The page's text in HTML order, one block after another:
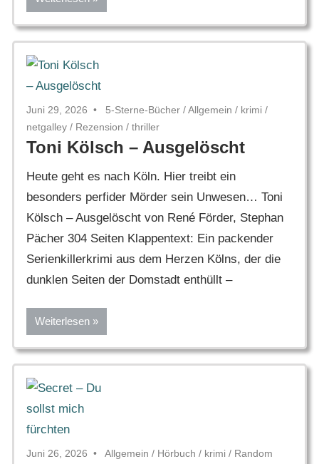
Juni 29, 2026 5-Sterne-Bücher /Allgemein / krimi /
netgalley / Rezension / thriller
Toni Kölsch – Ausgelöscht
Heute geht es nach Köln. Hier treibt ein
besonders perfider Mörder sein Unwesen… Toni
Kölsch – Ausgelöscht von René Förder, Stephan
Pächer 304 Seiten Klappentext: Ein packender
Serienkillerkrimi aus dem Herzen Kölns, der die
dunklen Seiten der Domstadt enthüllt –
Weiterlesen
Juni 26, 2026 Allgemein / Hörbuch / krimi / Random